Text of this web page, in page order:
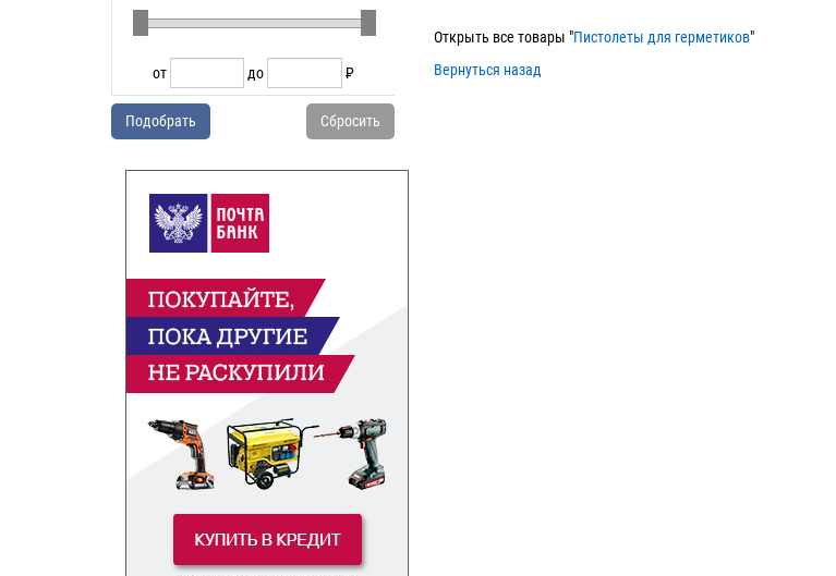
Открыть все товары "Пистолеты для герметиков"
Вернуться назад
от до
P
УБ.
Подобрать
Сбросить